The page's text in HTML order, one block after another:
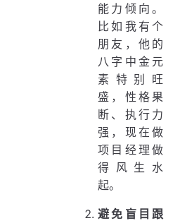
能力倾向。
比如我有个
朋友，他的
八字中金元
素特别旺
盛，性格果
断、执行力
强，现在做
项目经理做
得风生水
起。
避免盲目跟